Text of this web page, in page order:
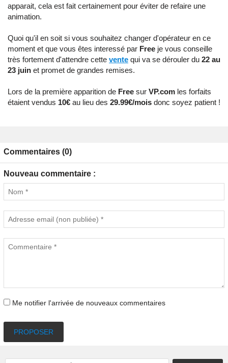
apparait, cela est fait certainement pour éviter de refaire une
animation.
Quoi qu'il en soit si vous souhaitez changer d'opérateur en ce
moment et que vous êtes interessé par Free je vous conseille
très fortement d'attendre cette vente qui va se dérouler du 22 au
23 juin et promet de grandes remises.
Lors de la première apparition de Free sur VP.com les forfaits
étaient vendus 10€ au lieu des 29.99€/mois donc soyez patient !
Commentaires (0)
Nouveau commentaire :
Me notifier l'arrivée de nouveaux commentaires
PROPOSER